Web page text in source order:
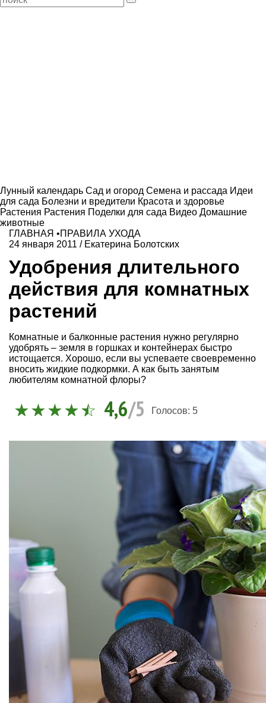
Лунный календарь Сад и огород Семена и рассада Идеи
для сада Болезни и вредители Красота и здоровье
Растения Растения Поделки для сада Видео Домашние
животные
ГЛАВНАЯ •ПРАВИЛА УХОДА
24 января 2011 / Екатерина Болотских
Удобрения длительного
действия для комнатных
растений
Комнатные и балконные растения нужно регулярно
удобрять – земля в горшках и контейнерах быстро
истощается. Хорошо, если вы успеваете своевременно
вносить жидкие подкормки. А как быть занятым
любителям комнатной флоры?
4,6/5 Голосов: 5